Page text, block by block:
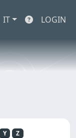
IT LOGIN
Y Z